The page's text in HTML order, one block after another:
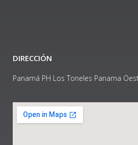
DIRECCIÓN
Panamá PH Los Toneles Panama